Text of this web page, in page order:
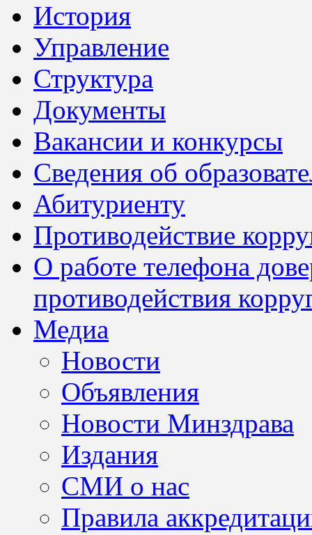
История
Управление
Структура
Документы
Вакансии и конкурсы
Сведения об
Абитуриенту
Противодействие
О работе телефона
противодействия
Медиа
Новости
Объявления
Новости Минздрава
Издания
СМИ о нас
Правила